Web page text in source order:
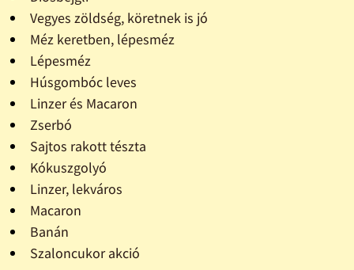
Vegyes zöldség, köretnek is jó
Méz keretben, lépesméz
Lépesméz
Húsgombóc leves
Linzer és Macaron
Zserbó
Sajtos rakott tészta
Kókuszgolyó
Linzer, lekváros
Macaron
Banán
Szaloncukor akció